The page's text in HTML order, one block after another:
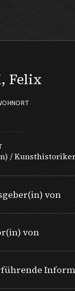
Felix
/
von
von